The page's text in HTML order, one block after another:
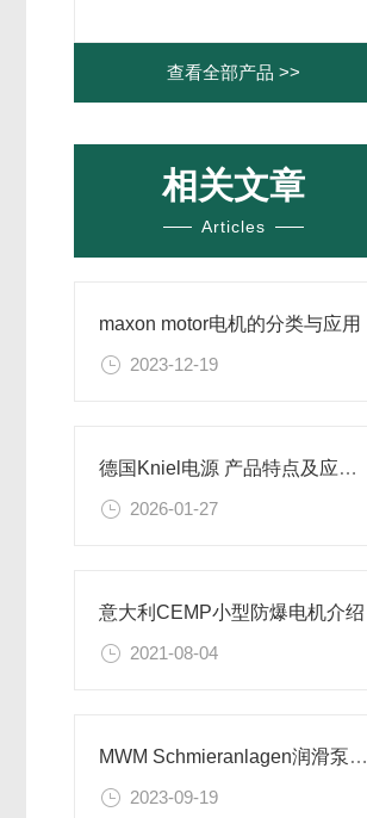
查看全部产品 >>
相关文章
Articles
maxon motor电机的分类与应用
2023-12-19
德国Kniel电源 产品特点及应用场景技术解析
2026-01-27
意大利CEMP小型防爆电机介绍
2021-08-04
MWM Schmieranlagen润滑泵带电机I6系列
2023-09-19